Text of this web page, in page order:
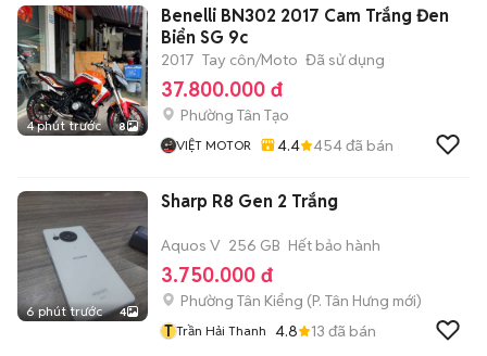
4 phút trước 8
Benelli BN302 2017 Cam Trắng Đen
Biển SG 9c
2017 Tay côn/Moto Đã sử dụng
37.800.000 đ
Phường Tân Tạo
VIỆT MOTOR 4.4 454đã bán
6 phút trước 4
Sharp R8 Gen 2 Trắng
Aquos V 256 GB Hết bảo hành
3.750.000 đ
Phường Tân Kiểng (P. Tân Hưng mới)
T Trần Hải Thanh 4.8 13 đã bán